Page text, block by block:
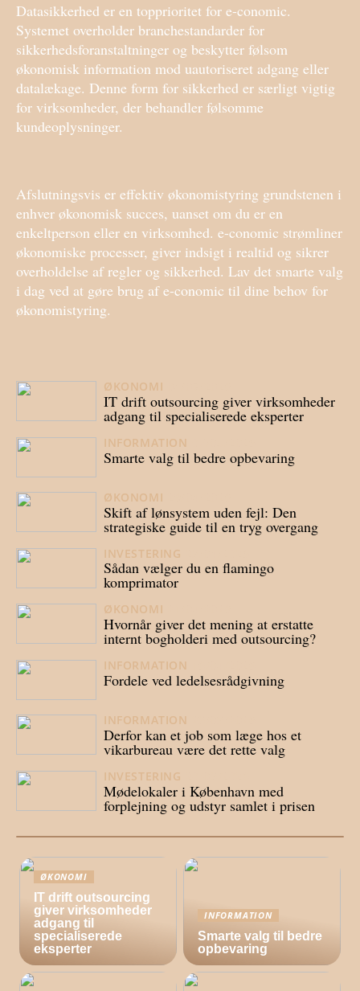
Datasikkerhed er en topprioritet for e-conomic.
Systemet overholder branchestandarder for
sikkerhedsforanstaltninger og beskytter følsom
økonomisk information mod uautoriseret adgang eller
datalækage. Denne form for sikkerhed er særligt vigtig
for virksomheder, der behandler følsomme
kundeoplysninger.
Afslutningsvis er effektiv økonomistyring grundstenen i
enhver økonomisk succes, uanset om du er en
enkeltperson eller en virksomhed. e-conomic strømliner
økonomiske processer, giver indsigt i realtid og sikrer
overholdelse af regler og sikkerhed. Lav det smarte valg
i dag ved at gøre brug af e-conomic til dine behov for
økonomistyring.
ØKONOMI
IT drift outsourcing giver virksomheder
adgang til specialiserede eksperter
INFORMATION
Smarte valg til bedre opbevaring
ØKONOMI
Skift af lønsystem uden fejl: Den
strategiske guide til en tryg overgang
INVESTERING
Sådan vælger du en flamingo
komprimator
ØKONOMI
Hvornår giver det mening at erstatte
internt bogholderi med outsourcing?
INFORMATION
Fordele ved ledelsesrådgivning
INFORMATION
Derfor kan et job som læge hos et
vikarbureau være det rette valg
INVESTERING
Mødelokaler i København med
forplejning og udstyr samlet i prisen
ØKONOMI
IT drift outsourcing
giver virksomheder
adgang til
specialiserede
eksperter
INFORMATION
Smarte valg til bedre
opbevaring